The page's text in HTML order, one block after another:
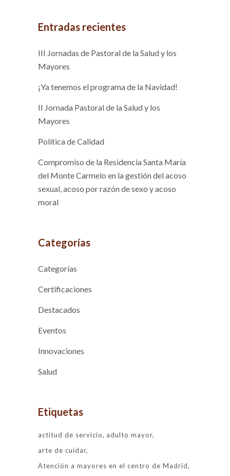
Entradas recientes
III Jornadas de Pastoral de la Salud y los
Mayores
¡Ya tenemos el programa de la Navidad!
II Jornada Pastoral de la Salud y los
Mayores
Política de Calidad
Compromiso de la Residencia Santa María
del Monte Carmelo en la gestión del acoso
sexual, acoso por razón de sexo y acoso
moral
Categorías
Categorías
Certificaciones
Destacados
Eventos
Innovaciones
Salud
Etiquetas
actitud de servicio
adulto mayor
arte de cuidar
Atención a mayores en el centro de Madrid